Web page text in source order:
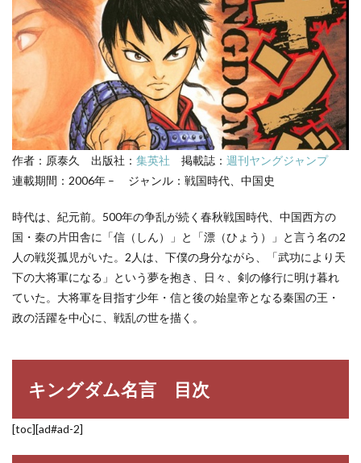
3
キン
グダ
言・
名セ
リフ
3.1
信の
名
リフ
3.2
漂の
名
言・
名セ
リフ
嬴政
いせ
の名
作者：原泰久 出版社： 集英社 掲載誌： 週刊ヤングジャンプ
連載期間：2006年 – ジャンル：戦国時代、中国史
時代は、紀元前。500年の争乱が続く春秋戦国時代、中国西方の
国・秦の片田舎に「信（しん）」と「漂（ひょう）」と言う名の2
人の戦災孤児がいた。2人は、下僕の身分ながら、「武功により天
下の大将軍になる」という夢を抱き、日々、剣の修行に明け暮れ
ていた。大将軍を目指す少年・信と後の始皇帝となる秦国の王・
政の活躍を中心に、戦乱の世を描く。
キングダム名言 目次
[toc][ad#ad-2]